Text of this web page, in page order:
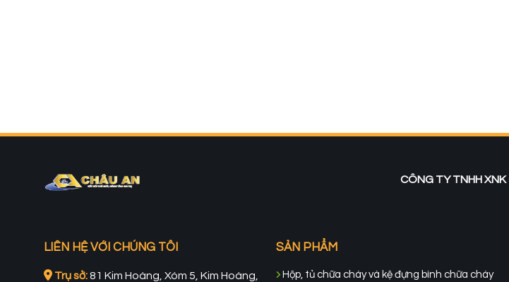
CÔNG TY TNHH XNK
LIÊN HỆ VỚI CHÚNG TÔI
Trụ sở:81 Kim Hoàng, Xóm 5, Kim Hoàng,
SẢN PHẨM
Hộp, tủ chữa cháy và kệ đựng bình chữa cháy